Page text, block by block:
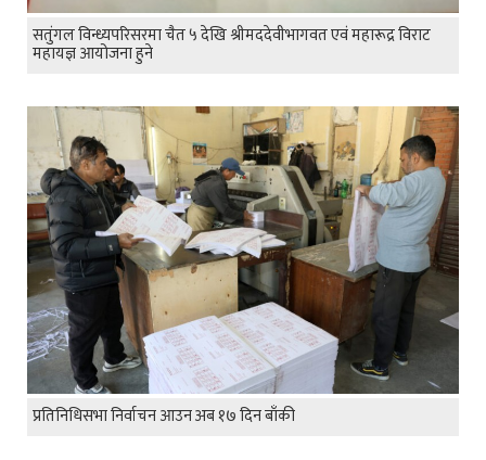
सतुंगल विन्ध्यपरिसरमा चैत ५ देखि श्रीमददेवीभागवत एवं महारूद्र विराट
महायज्ञ आयोजना हुने
प्रतिनिधिसभा निर्वाचन आउन अब १७ दिन बाँकी